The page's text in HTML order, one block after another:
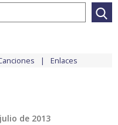
Enlaces
de 2013